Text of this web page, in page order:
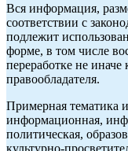
Вся информация,
соответствии с
подлежит
форме, в том числе
переработке не
правообладателя.
Примерная тематика
информационная,
политическая,
культурно-